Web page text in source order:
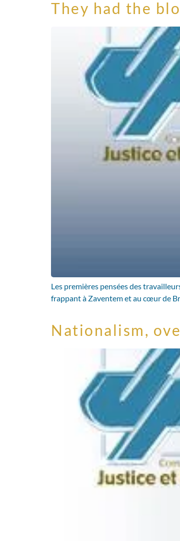
They had the
Les premières pensées des
frappant à Zaventem et au cœur de
Nationalism,